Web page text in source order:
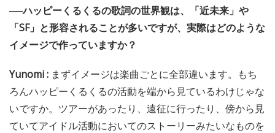
──ハッピーくるくるの歌詞の世界観は、「近未来」や
「SF」と形容されることが多いですが、実際はどのような
イメージで作っていますか？
Yunomi : まずイメージは楽曲ごとに全部違います。もち
ろんハッピーくるくるの活動を端から見ているわけじゃな
いですか。ツアーがあったり、遠征に行ったり、傍から見
ていてアイドル活動においてのストーリーみたいなものを